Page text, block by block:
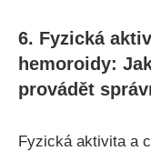
6. Fyzická
⁤hemoroidy:
provádět
Fyzická ⁢aktivita a